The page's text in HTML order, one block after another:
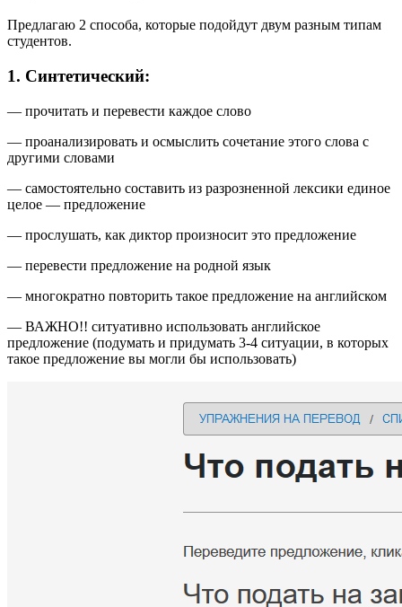
Предлагаю 2 способа, которые подойдут двум разным типам
студентов.
1. Синтетический:
— прочитать и перевести каждое слово
— проанализировать и осмыслить сочетание этого слова с
другими словами
— самостоятельно составить из разрозненной лексики единое
целое — предложение
— прослушать, как диктор произносит это предложение
— перевести предложение на родной язык
— многократно повторить такое предложение на английском
— ВАЖНО!! ситуативно использовать английское
предложение (подумать и придумать 3-4 ситуации, в которых
такое предложение вы могли бы использовать)